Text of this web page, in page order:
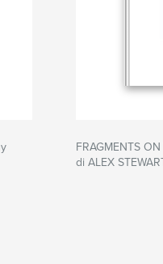
FRAGMENTS
di ALEX